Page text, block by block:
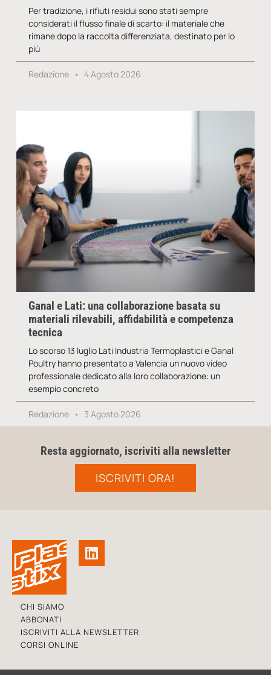
Per tradizione, i rifiuti residui sono stati sempre
considerati il flusso finale di scarto: il materiale che
rimane dopo la raccolta differenziata, destinato per lo
più
Redazione 4 Agosto 2026
Ganal e Lati: una collaborazione basata su
materiali rilevabili, affidabilità e competenza
tecnica
Lo scorso 13 luglio Lati Industria Termoplastici e Ganal
Poultry hanno presentato a Valencia un nuovo video
professionale dedicato alla loro collaborazione: un
esempio concreto
Redazione 3 Agosto 2026
Resta aggiornato, iscriviti alla newsletter
ISCRIVITI ORA!
CHI SIAMO
ABBONATI
ISCRIVITI ALLA NEWSLETTER
CORSI ONLINE